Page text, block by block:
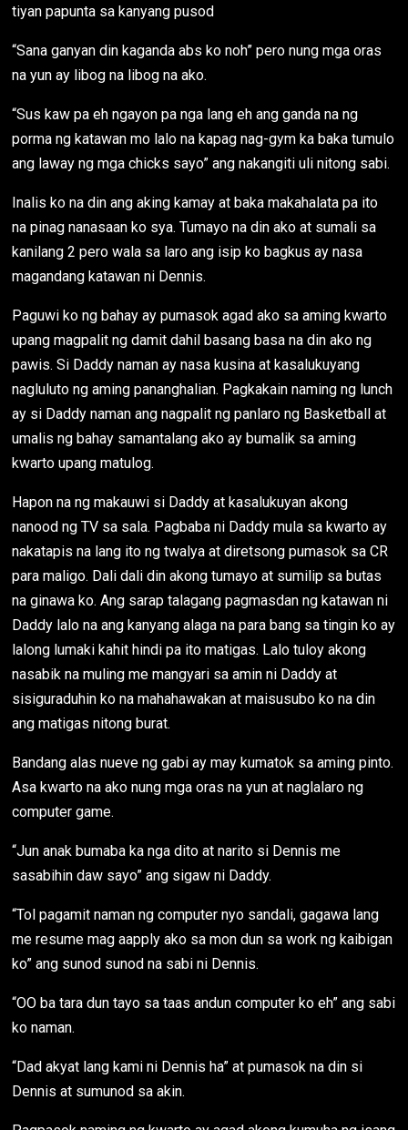
tiyan papunta sa kanyang pusod
“Sana ganyan din kaganda abs ko noh” pero nung mga oras
na yun ay libog na libog na ako.
“Sus kaw pa eh ngayon pa nga lang eh ang ganda na ng
porma ng katawan mo lalo na kapag nag-gym ka baka tumulo
ang laway ng mga chicks sayo” ang nakangiti uli nitong sabi.
Inalis ko na din ang aking kamay at baka makahalata pa ito
na pinag nanasaan ko sya. Tumayo na din ako at sumali sa
kanilang 2 pero wala sa laro ang isip ko bagkus ay nasa
magandang katawan ni Dennis.
Paguwi ko ng bahay ay pumasok agad ako sa aming kwarto
upang magpalit ng damit dahil basang basa na din ako ng
pawis. Si Daddy naman ay nasa kusina at kasalukuyang
nagluluto ng aming pananghalian. Pagkakain naming ng lunch
ay si Daddy naman ang nagpalit ng panlaro ng Basketball at
umalis ng bahay samantalang ako ay bumalik sa aming
kwarto upang matulog.
Hapon na ng makauwi si Daddy at kasalukuyan akong
nanood ng TV sa sala. Pagbaba ni Daddy mula sa kwarto ay
nakatapis na lang ito ng twalya at diretsong pumasok sa CR
para maligo. Dali dali din akong tumayo at sumilip sa butas
na ginawa ko. Ang sarap talagang pagmasdan ng katawan ni
Daddy lalo na ang kanyang alaga na para bang sa tingin ko ay
lalong lumaki kahit hindi pa ito matigas. Lalo tuloy akong
nasabik na muling me mangyari sa amin ni Daddy at
sisiguraduhin ko na mahahawakan at maisusubo ko na din
ang matigas nitong burat.
Bandang alas nueve ng gabi ay may kumatok sa aming pinto.
Asa kwarto na ako nung mga oras na yun at naglalaro ng
computer game.
“Jun anak bumaba ka nga dito at narito si Dennis me
sasabihin daw sayo” ang sigaw ni Daddy.
“Tol pagamit naman ng computer nyo sandali, gagawa lang
me resume mag aapply ako sa mon dun sa work ng kaibigan
ko” ang sunod sunod na sabi ni Dennis.
“OO ba tara dun tayo sa taas andun computer ko eh” ang sabi
ko naman.
“Dad akyat lang kami ni Dennis ha” at pumasok na din si
Dennis at sumunod sa akin.